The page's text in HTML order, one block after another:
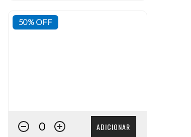
50% OFF
ADICIONAR